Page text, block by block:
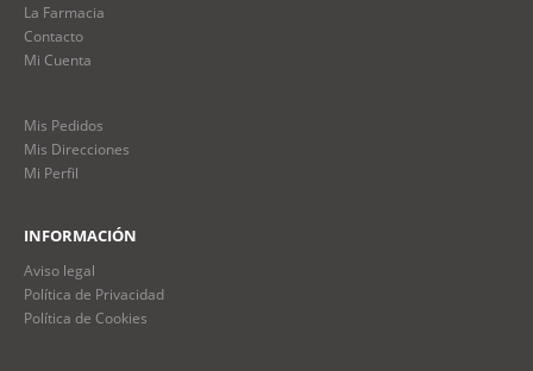
La Farmacia
Contacto
Mi Cuenta
Mis Pedidos
Mis Direcciones
Mi Perfil
INFORMACIÓN
Aviso legal
Política de Privacidad
Política de Cookies